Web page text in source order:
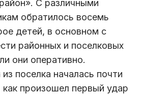
С различными
обратилось восемь
детей, в основном с
районных и поселковых
они оперативно.
поселка началась почти
как произошел первый удар